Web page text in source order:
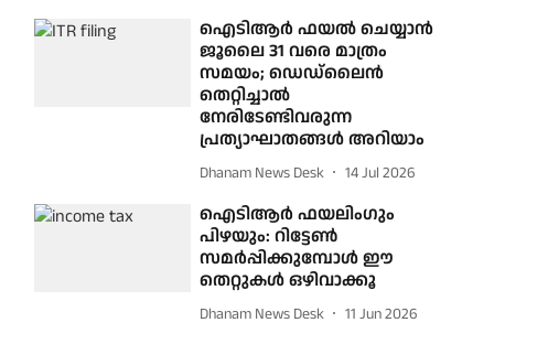
ഐടിആർ ഫയൽ ചെയ്യാൻ
ജൂലൈ 31 വരെ മാത്രം
സമയം; ഡെഡ്‌ലൈൻ
തെറ്റിച്ചാൽ
നേരിടേണ്ടിവരുന്ന
പ്രത്യാഘാതങ്ങൾ അറിയാം
Dhanam News Desk 14 Jul 2026
ഐടിആർ ഫയലിംഗും
പിഴയും: റിട്ടേൺ
സമർപ്പിക്കുമ്പോൾ ഈ
തെറ്റുകൾ ഒഴിവാക്കൂ
Dhanam News Desk 11 Jun 2026